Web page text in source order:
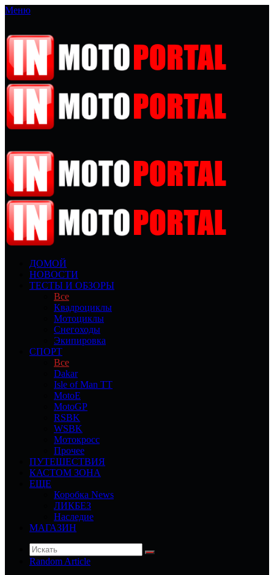
Меню
ДОМОЙ
НОВОСТИ
ТЕСТЫ И ОБЗОРЫ
Все
Квадроциклы
Мотоциклы
Снегоходы
Экипировка
СПОРТ
Все
Dakar
Isle of Man TT
MotoE
MotoGP
RSBK
WSBK
Мотокросс
Прочее
ПУТЕШЕСТВИЯ
КАСТОМ ЗОНА
ЕЩЕ
Коробка News
ЛИКБЕЗ
Наследие
МАГАЗИН
Random Article